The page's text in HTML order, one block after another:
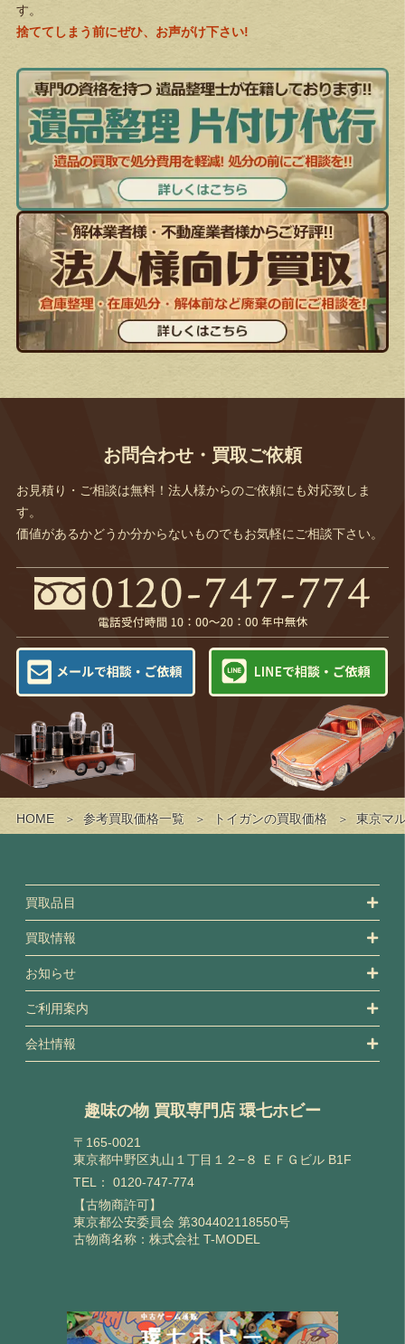
HOME 参考買取価格一覧 トイガンの買取価格 東京マ
す。
捨ててしまう前にぜひ、お声がけ下さい!
お問合わせ・買取ご依頼
お見積り・ご相談は無料！法人様からのご依頼にも対応致しま
す。
価値があるかどうか分からないものでもお気軽にご相談下さい。
買取品目
買取情報
お知らせ
ご利用案内
会社情報
趣味の物 買取専門店 環七ホビー
〒165-0021
東京都中野区丸山１丁目１２−８ ＥＦＧビル B1F
TEL： 0120-747-774
【古物商許可】
東京都公安委員会 第304402118550号
古物商名称：株式会社 T-MODEL